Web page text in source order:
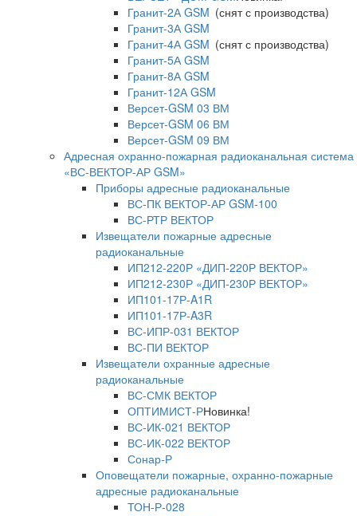
Гранит-2А GSM (снят с производства)
Гранит-3А GSM
Гранит-4А GSM (снят с производства)
Гранит-5А GSM
Гранит-8А GSM
Гранит-12А GSM
Версет-GSM 03 ВМ
Версет-GSM 06 ВМ
Версет-GSM 09 ВМ
Адресная охранно-пожарная радиоканальная система
«ВС-ВЕКТОР-АР GSM»
Приборы адресные радиоканальные
ВС-ПК ВЕКТОР-АР GSM-100
ВС-РТР ВЕКТОР
Извещатели пожарные адресные
радиоканальные
ИП212-220Р «ДИП-220Р ВЕКТОР»
ИП212-230Р «ДИП-230Р ВЕКТОР»
ИП101-17Р-A1R
ИП101-17Р-A3R
ВС-ИПР-031 ВЕКТОР
ВС-ПИ ВЕКТОР
Извещатели охранные адресные
радиоканальные
ВС-СМК ВЕКТОР
ОПТИМИСТ-РНовинка!
ВС-ИК-021 ВЕКТОР
ВС-ИК-022 ВЕКТОР
Сонар-Р
Оповещатели пожарные, охранно-пожарные
адресные радиоканальные
ТОН-Р-028